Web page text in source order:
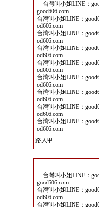
台灣叫小姐LINE：
good606.com
台灣叫小姐LINE：
od606.com
台灣叫小姐LINE：
od606.com
台灣叫小姐LINE：
od606.com
台灣叫小姐LINE：
od606.com
台灣叫小姐LINE：
od606.com
台灣叫小姐LINE：
od606.com
台灣叫小姐LINE：
od606.com
台灣叫小姐LINE：
od606.com
路人甲
台灣叫小姐LINE：
good606.com
台灣叫小姐LINE：
od606.com
台灣叫小姐LINE：